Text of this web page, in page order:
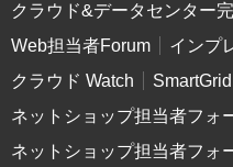
クラウド&データセンター
Web担当者Forum
インプ
クラウド Watch
ネットショップ担当者フォ
ネットショップ担当者フォ